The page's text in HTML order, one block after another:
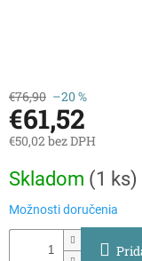
€76,90 –20 %
€61,52
€50,02 bez DPH
cena:
Skladom (1 ks)
Možnosti doručenia